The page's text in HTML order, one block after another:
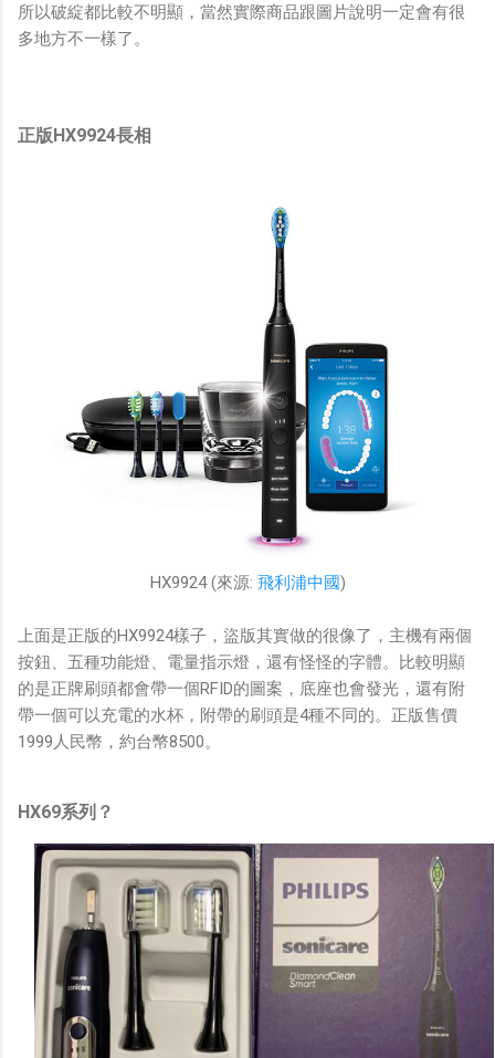
所以破綻都比較不明顯，當然實際商品跟圖片說明一定會有很
多地方不一樣了。
正版HX9924長相
HX9924 (來源: 飛利浦中國)
上面是正版的HX9924樣子，盜版其實做的很像了，主機有兩個
按鈕、五種功能燈、電量指示燈，還有怪怪的字體。比較明顯
的是正牌刷頭都會帶一個RFID的圖案，底座也會發光，還有附
帶一個可以充電的水杯，附帶的刷頭是4種不同的。正版售價
1999人民幣，約台幣8500。
HX69系列？